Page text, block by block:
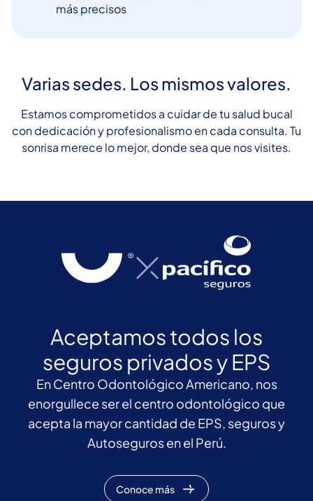
más precisos
Varias sedes. Los mismos valores.
Estamos comprometidos a cuidar de tu salud bucal
con dedicación y profesionalismo en cada consulta. Tu
sonrisa merece lo mejor, donde sea que nos visites.
Aceptamos todos los
seguros privados y EPS
En Centro Odontológico Americano, nos
enorgullece ser el centro odontológico que
acepta la mayor cantidad de EPS, seguros y
Autoseguros en el Perú.
Conoce más